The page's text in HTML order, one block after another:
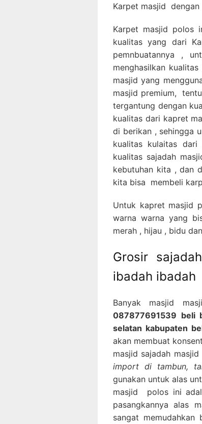
Karpet masjid
Karpet masjid polos
kualitas yang dari
pemnbuatannya ,
menghasilkan
masjid yang
masjid premium,
tergantung dengan
kualitas dari kapret
di berikan , sehingga
kualitas kulaitas
kualitas sajadah
kebutuhan kita , dan
kita bisa membeli
Untuk kapret masjid
warna warna yang
merah , hijau , bidu
Grosir
ibadah ibadah
Banyak masjid
087877691539 beli
selatan kabupaten
akan membuat
masjid sajadah
import di tambun,
gunakan untuk alas
masjid polos ini
pasangkannya alas
sangat